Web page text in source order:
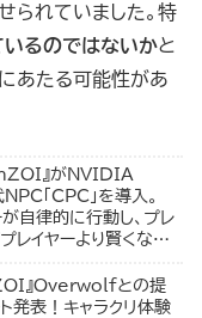
られていました。特
るのではないかと
あたる可能性があ
』がNVIDIA
「CPC」を導入。
自律的に行動し、プレ
レイヤーより賢くなる
』Overwolfとの提
発表！キャラクリ体験